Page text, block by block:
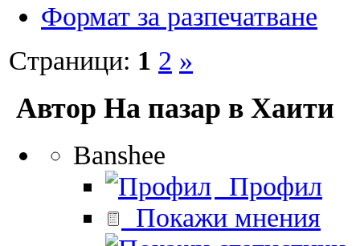
Формат за разпечатване
Страници: 1 2 »
Автор На пазар в Хаити
Banshee
Профил
Покажи мнения